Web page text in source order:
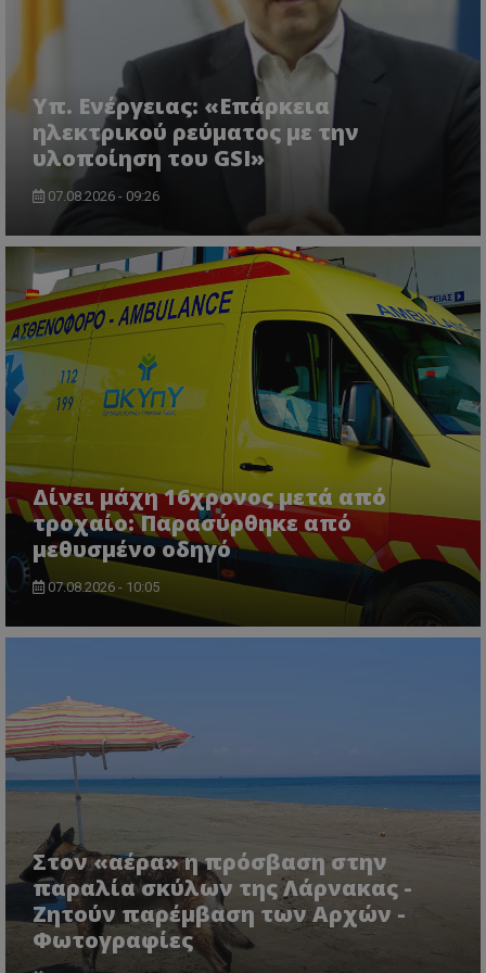
Υπ. Ενέργειας: «Επάρκεια
ηλεκτρικού ρεύματος με την
υλοποίηση του GSI»
07.08.2026 - 09:26
Δίνει μάχη 16χρονος μετά από
τροχαίο: Παρασύρθηκε από
μεθυσμένο οδηγό
07.08.2026 - 10:05
Στον «αέρα» η πρόσβαση στην
παραλία σκύλων της Λάρνακας -
Ζητούν παρέμβαση των Αρχών -
Φωτογραφίες
.lifenewscy.tothemaonline.com
ASP.NET_SessionId
Microsoft Corporation
VISITOR_PRIVACY_METADATA
YouTube